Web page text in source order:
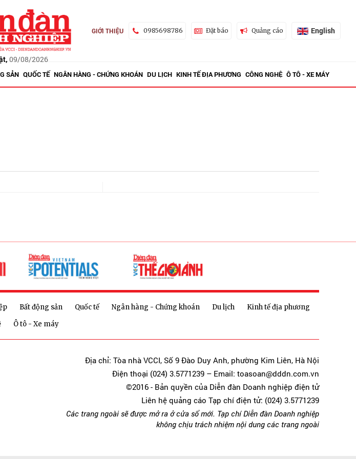
09/08/2026
GIỚI THIỆU 0985698786 Đặt báo Quảng cáo English
SẢN QUỐC TẾ NGÂN HÀNG - CHỨNG KHOÁN DU LỊCH KINH TẾ ĐỊA PHƯƠNG CÔNG NGHỆ Ô TÔ - XE MÁY
Bất động sản Quốc tế Ngân hàng - Chứng khoán Du lịch
Kinh tế địa phương
Ô tô - Xe máy
Địa chỉ: Tòa nhà VCCI, Số 9 Đào Duy Anh, phường Kim Liên, Hà Nội
Điện thoại (024) 3.5771239 – Email: toasoan@dddn.com.vn
©2016 - Bản quyền của Diễn đàn Doanh nghiệp điện tử
Liên hệ quảng cáo Tạp chí điện tử: (024) 3.5771239
Các trang ngoài sẽ được mở ra ở cửa sổ mới. Tạp chí Diễn đàn Doanh nghiệp
không chịu trách nhiệm nội dung các trang ngoài